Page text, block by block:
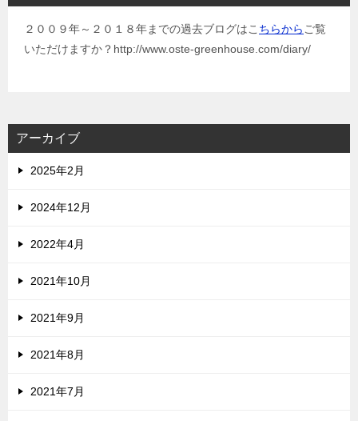
２００９年～２０１８年までの過去ブログはこ ちらから ご覧
いただけますか？http://www.oste-greenhouse.com/diary/
アーカイブ
2025年2月
2024年12月
2022年4月
2021年10月
2021年9月
2021年8月
2021年7月